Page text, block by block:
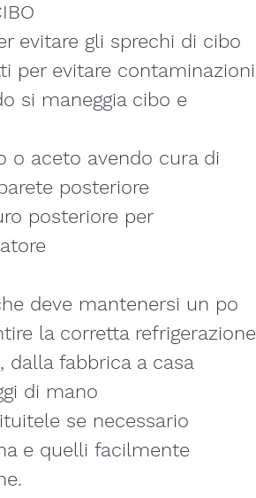
evitare gli sprechi di cibo
per evitare contaminazioni
si maneggia cibo e
o aceto avendo cura di
posteriore
posteriore per
deve mantenersi un po
la corretta refrigerazione
fabbrica a casa
di mano
se necessario
e quelli facilmente